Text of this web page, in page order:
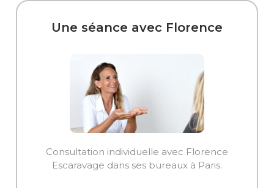
Une séance avec Florence
Consultation individuelle avec Florence
Escaravage dans ses bureaux à Paris.